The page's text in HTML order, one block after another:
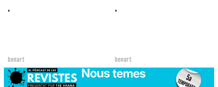
.
bonart
.
bonart